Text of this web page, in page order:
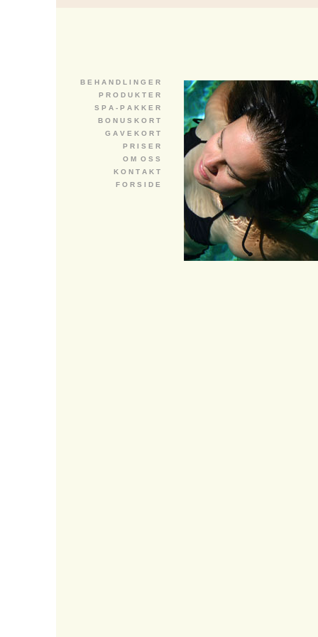
B E H A N D L I N G E R
P R O D U K T E R
S P A - P A K K E R
B O N U S K O R T
G A V E K O R T
P R I S E R
O M O S S
K O N T A K T
F O R S I D E